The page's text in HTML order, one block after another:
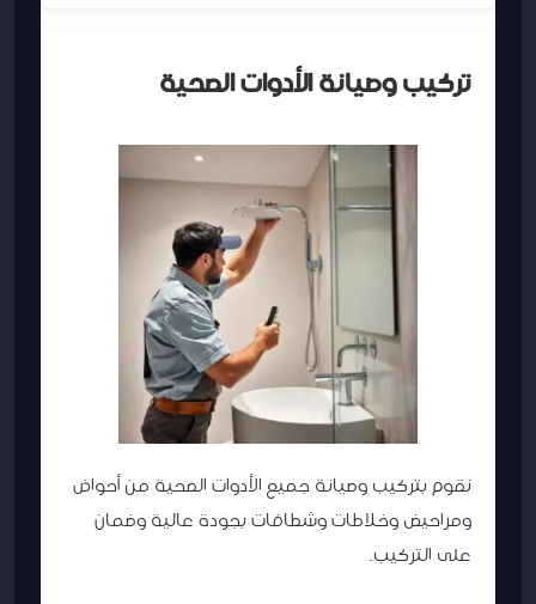
تركيب وصيانة الأدوات الصحية
نقوم بتركيب وصيانة جميع الأدوات الصحية من أحواض
ومراحيض وخلاطات وشطافات بجودة عالية وضمان
على التركيب.